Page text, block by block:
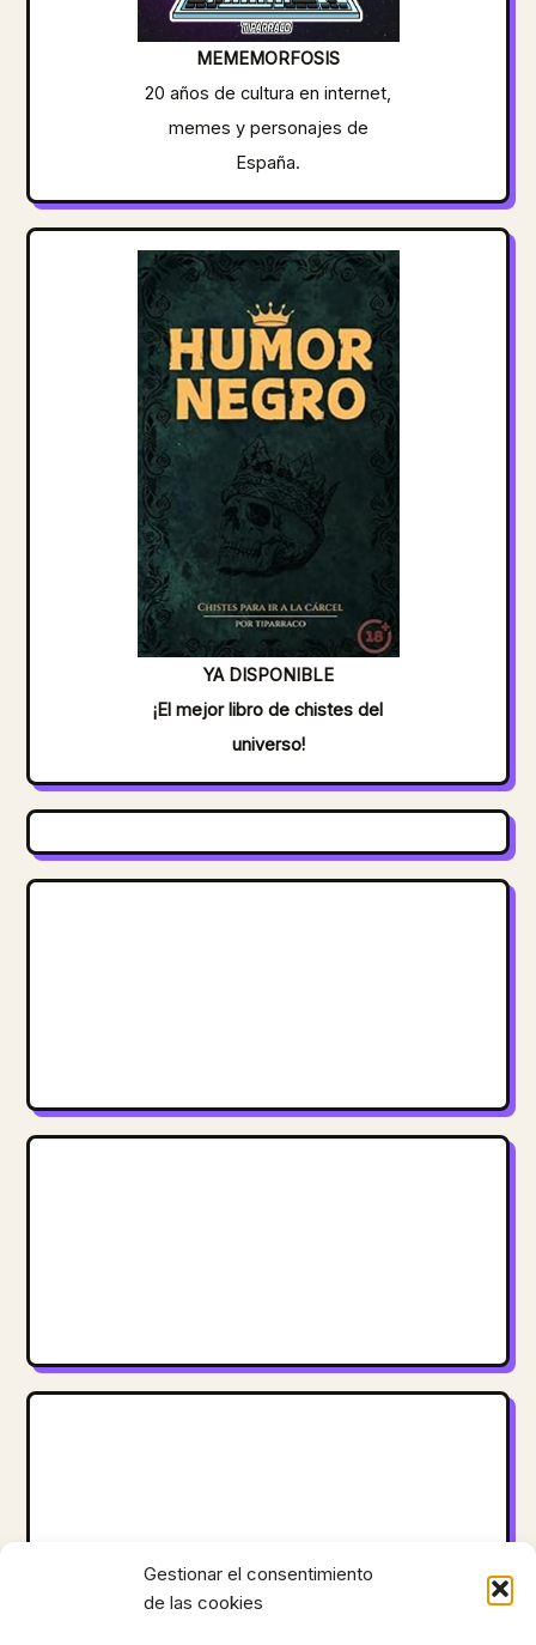
Gestionar el consentimiento
de las cookies
MEMEMORFOSIS
20 años de cultura en internet,
memes y personajes de
España.
YA DISPONIBLE
¡El mejor libro de chistes del
universo!